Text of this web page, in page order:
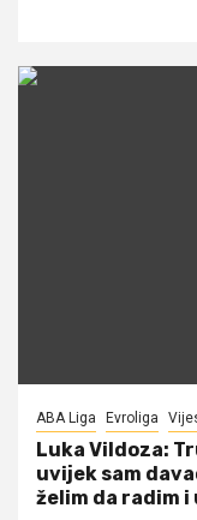
ABA Liga Evroliga
Luka Vildoza:
uvijek sam
želim da radim